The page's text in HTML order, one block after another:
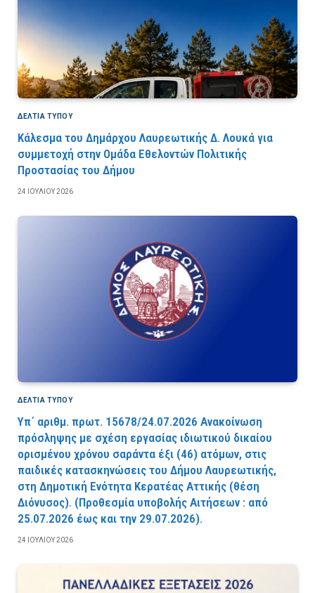
ΔΕΛΤΙΑ ΤΥΠΟΥ
Κάλεσμα του Δημάρχου Λαυρεωτικής Δ. Λουκά για
συμμετοχή στην Ομάδα Εθελοντών Πολιτικής
Προστασίας του Δήμου
24 ΙΟΥΛΊΟΥ 2026
ΔΕΛΤΙΑ ΤΥΠΟΥ
Υπ΄ αριθμ. πρωτ. 15678/24.07.2026 Ανακοίνωση
πρόσληψης με σχέση εργασίας ιδιωτικού δικαίου
ορισμένου χρόνου σαράντα έξι (46) ατόμων, στις
παιδικές κατασκηνώσεις του Δήμου Λαυρεωτικής,
στη Δημοτική Ενότητα Κερατέας Αττικής (θέση
Διόνυσος). (Προθεσμία υποβολής Αιτήσεων : από
25.07.2026 έως και την 29.07.2026).
24 ΙΟΥΛΊΟΥ 2026